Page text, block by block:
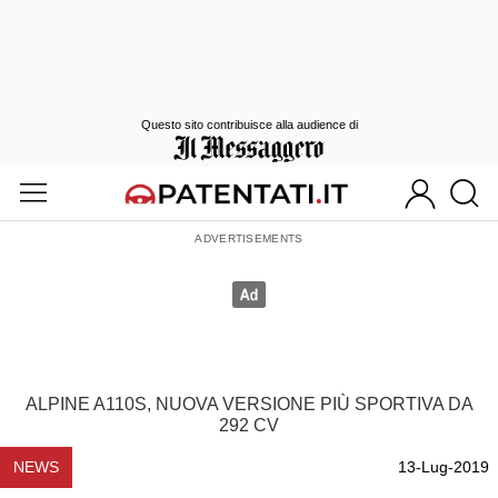
ALPINE A110S, NUOVA VERSIONE PIÙ SPORTIVA DA
292 CV
NEWS 13-Lug-2019
Questo sito contribuisce alla audience di